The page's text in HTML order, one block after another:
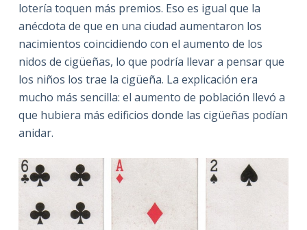
lotería toquen más premios. Eso es igual que la
anécdota de que en una ciudad aumentaron los
nacimientos coincidiendo con el aumento de los
nidos de cigüeñas, lo que podría llevar a pensar que
los niños los trae la cigüeña. La explicación era
mucho más sencilla: el aumento de población llevó a
que hubiera más edificios donde las cigüeñas podían
anidar.